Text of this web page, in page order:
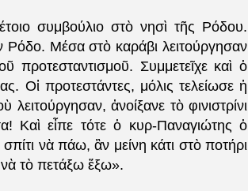
συμβούλιο στὸ νησὶ τῆς Ρόδου.
Ρόδο. Μέσα στὸ καράβι λειτούργησαν
προτεσταντισμοῦ. Συμμετεῖχε καὶ ὁ
Οἱ προτεστάντες, μόλις τελείωσε ἡ
ἀνοίξανε τὸ φινιστρίνι
Καὶ εἶπε τότε ὁ κυρ-Παναγιώτης ὁ
νὰ πάω, ἂν μείνη κάτι στὸ ποτήρι
τὸ πετάξω ἔξω».